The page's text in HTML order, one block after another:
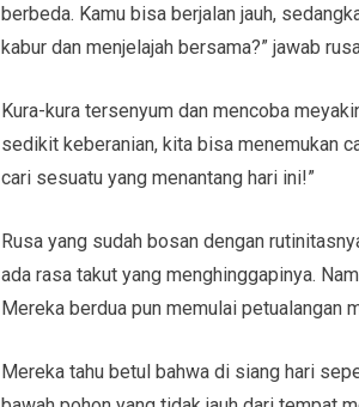
berbeda. Kamu bisa berjalan jauh,
kabur dan menjelajah bersama?” jawab
Kura-kura tersenyum dan mencoba
sedikit keberanian, kita bisa menemukan
cari sesuatu yang menantang hari ini!”
Rusa yang sudah bosan dengan
ada rasa takut yang menghinggapinya.
Mereka berdua pun memulai petualangan
Mereka tahu betul bahwa di siang hari